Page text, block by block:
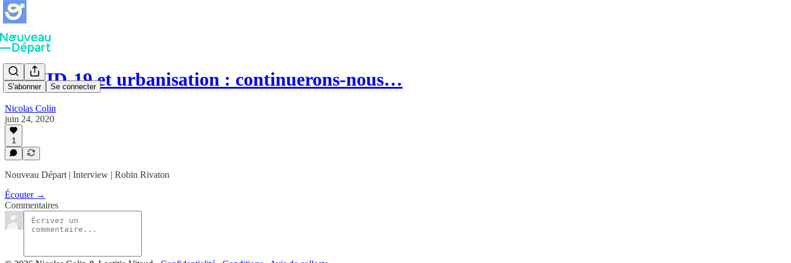
S'abonner Se connecter
COVID-19 et urbanisation : continuerons-nous…
Nicolas Colin
juin 24, 2020
1
Nouveau Départ | Interview | Robin Rivaton
Écouter →
Commentaires